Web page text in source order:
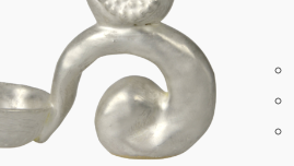
Souvenir
Berlin